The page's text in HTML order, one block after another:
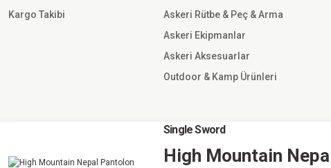
Gömlek&Pantolon Takım, Kamuflaj
Sepete Ekle
Single Sword
Single Sword Tsk Kamuflaj Goretex
Single Sword
High Mountain
Kargo Takibi
Askeri Rütbe & Peç & Arma
Askeri Ekipmanlar
Askeri Aksesuarlar
Outdoor & Kamp Ürünleri
©2023 singlesword.com Tüm Hakları Saklıdır